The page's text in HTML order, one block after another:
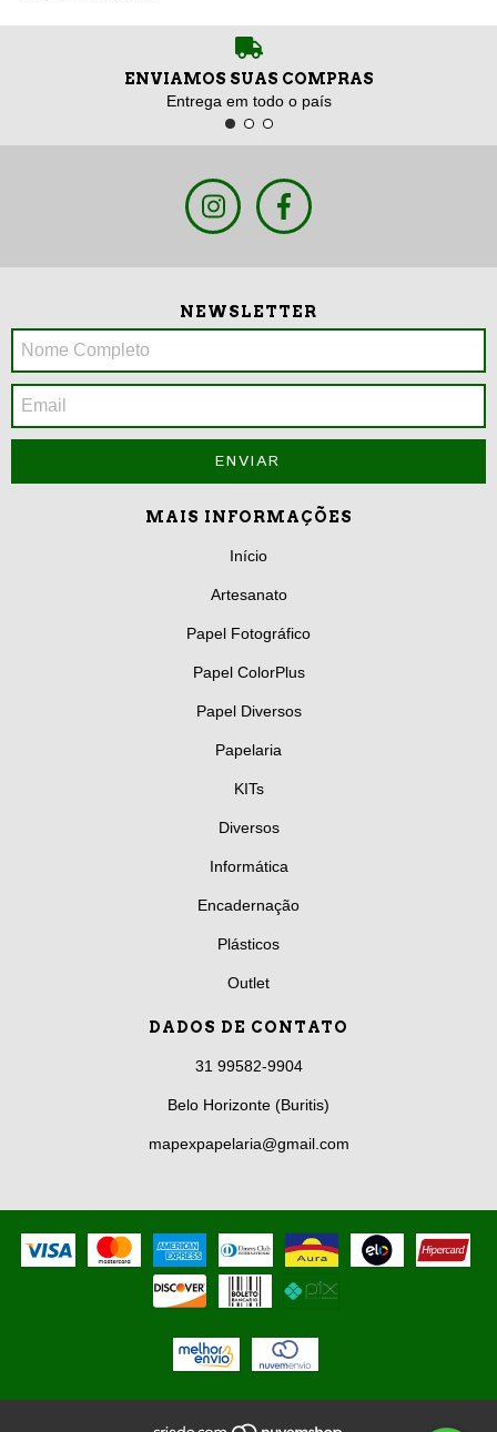
ENVIAMOS SUAS COMPRAS
Entrega em todo o país
NEWSLETTER
MAIS INFORMAÇÕES
Início
Artesanato
Papel Fotográfico
Papel ColorPlus
Papel Diversos
Papelaria
KITs
Diversos
Informática
Encadernação
Plásticos
Outlet
DADOS DE CONTATO
31 99582-9904
Belo Horizonte (Buritis)
mapexpapelaria@gmail.com